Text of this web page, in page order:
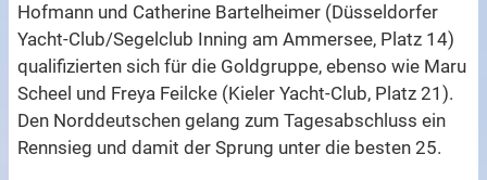
Hofmann und Catherine Bartelheimer (Düsseldorfer
Yacht-Club/Segelclub Inning am Ammersee, Platz 14)
qualifizierten sich für die Goldgruppe, ebenso wie Maru
Scheel und Freya Feilcke (Kieler Yacht-Club, Platz 21).
Den Norddeutschen gelang zum Tagesabschluss ein
Rennsieg und damit der Sprung unter die besten 25.